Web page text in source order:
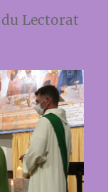
Lectorat